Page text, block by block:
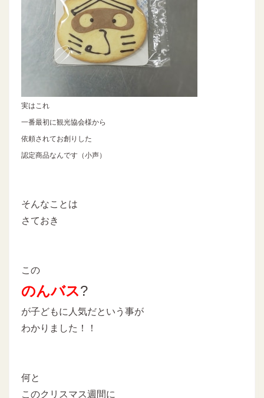
実はこれ
一番最初に観光協会様から
依頼されてお創りした
認定商品なんです（小声）
そんなことは
さておき
この
のんバス?
が子どもに人気だという事が
わかりました！！
何と
このクリスマス週間に